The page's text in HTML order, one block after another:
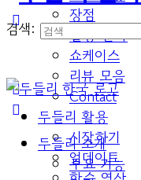
장점
활용 분야
쇼케이스
리뷰 모음
Contact
두들리 활용
시작하기
업데이트
검색:
두들리 소개
주요 기능